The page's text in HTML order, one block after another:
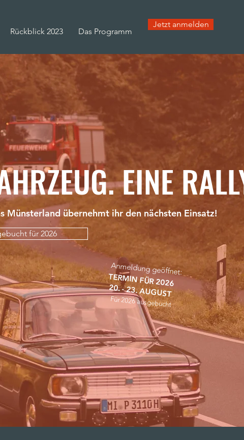
Rückblick 2023 Das Programm
Jetzt anmelden
EINE
Münsterland übernehmt ihr den nächsten Einsatz!
für 2026
TERMIN FÜR 2026
20. - 23. AUGUST
Anmeldung geöffnet:
Für 2026 ausgebucht